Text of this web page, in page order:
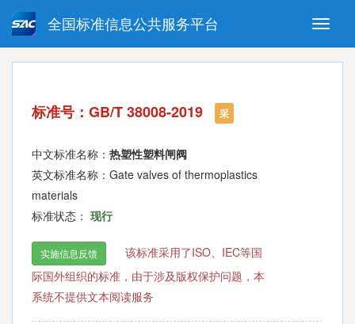
Toggle
全国标准信息公共服务平台
强制性国家标准 推荐性国家标准
指导性技术文件 (National standards in foreign
language version)
标准号：GB/T 38008-2019 采
中文标准名称： 热塑性塑料闸阀
英文标准名称：Gate valves of thermoplastics
materials
标准状态： 现行
实施信息反馈
该标准采用了ISO、IEC等国
际国外组织的标准，由于涉及版权保护问题，本
系统不提供文本阅读服务